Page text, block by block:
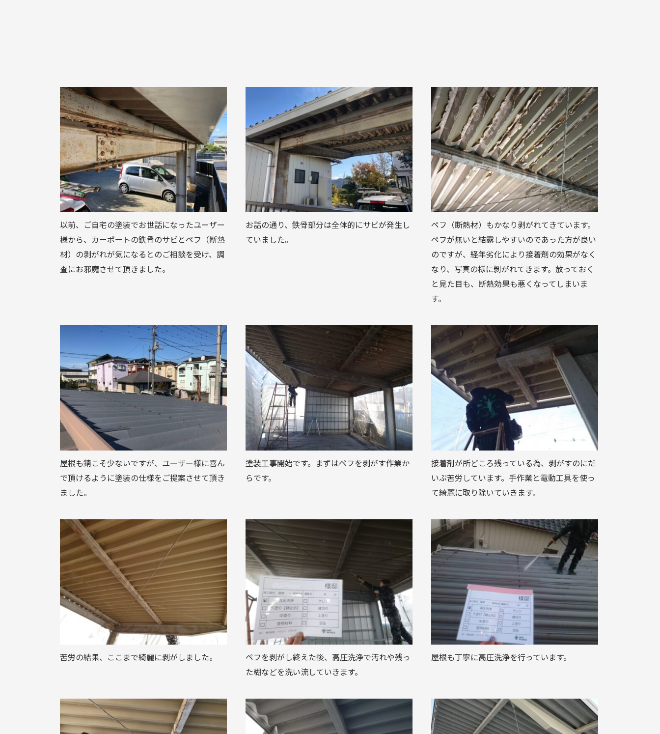
以前、ご自宅の塗装でお世話になったユーザー
様から、カーポートの鉄骨のサビとペフ（断熱
材）の剥がれが気になるとのご相談を受け、調
査にお邪魔させて頂きました。
お話の通り、鉄骨部分は全体的にサビが発生し
ていました。
ペフ（断熱材）もかなり剥がれてきています。
ペフが無いと結露しやすいのであった方が良い
のですが、経年劣化により接着剤の効果がなく
なり、写真の様に剝がれてきます。放っておく
と見た目も、断熱効果も悪くなってしまいま
す。
屋根も錆こそ少ないですが、ユーザー様に喜ん
で頂けるように塗装の仕様をご提案させて頂き
ました。
塗装工事開始です。まずはペフを剥がす作業か
らです。
接着剤が所どころ残っている為、剥がすのにだ
いぶ苦労しています。手作業と電動工具を使っ
て綺麗に取り除いていきます。
苦労の結果、ここまで綺麗に剥がしました。
ペフを剥がし終えた後、高圧洗浄で汚れや残っ
た糊などを洗い流していきます。
屋根も丁寧に高圧洗浄を行っています。